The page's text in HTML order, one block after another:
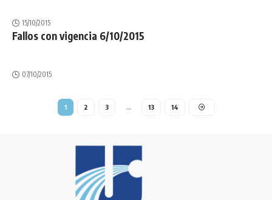
15/10/2015
Fallos con vigencia 6/10/2015
07/10/2015
1 2 3 … 13 14